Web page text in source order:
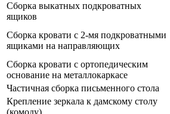
Сборка выкатных подкроватных
ящиков
Сборка кровати с 2-мя подкроватными
ящиками на направляющих
Сборка кровати с ортопедическим
основание на металлокаркасе
Частичная сборка письменного стола
Крепление зеркала к дамскому столу